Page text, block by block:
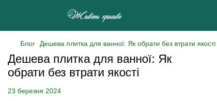
Блог Дешева плитка для ванної: Як обрати без втрати якості
Дешева плитка для ванної: Як
обрати без втрати якості
23 березня 2024